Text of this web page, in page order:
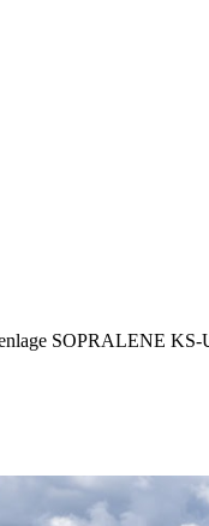
SOPRALENE
Vor- und Zurück-